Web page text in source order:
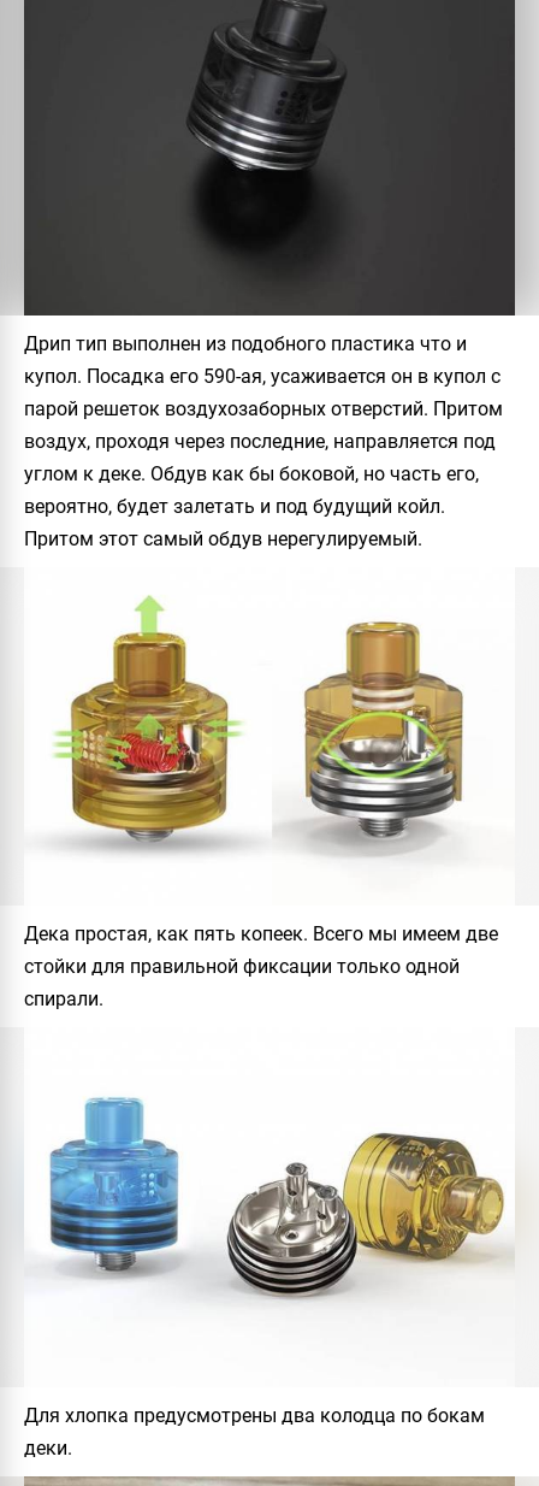
Дрип тип выполнен из подобного пластика что и
купол. Посадка его 590-ая, усаживается он в купол с
парой решеток воздухозаборных отверстий. Притом
воздух, проходя через последние, направляется под
углом к деке. Обдув как бы боковой, но часть его,
вероятно, будет залетать и под будущий койл.
Притом этот самый обдув нерегулируемый.
Дека простая, как пять копеек. Всего мы имеем две
стойки для правильной фиксации только одной
спирали.
Для хлопка предусмотрены два колодца по бокам
деки.